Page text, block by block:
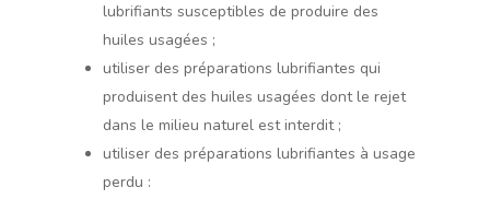
lubrifiants susceptibles de produire des
huiles usagées ;
utiliser des préparations lubrifiantes qui
produisent des huiles usagées dont le rejet
dans le milieu naturel est interdit ;
utiliser des préparations lubrifiantes à usage
perdu :